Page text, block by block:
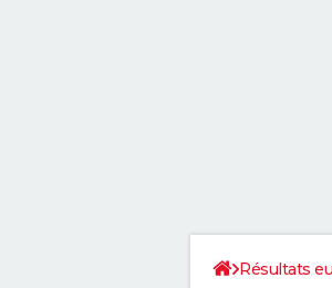
Résultats